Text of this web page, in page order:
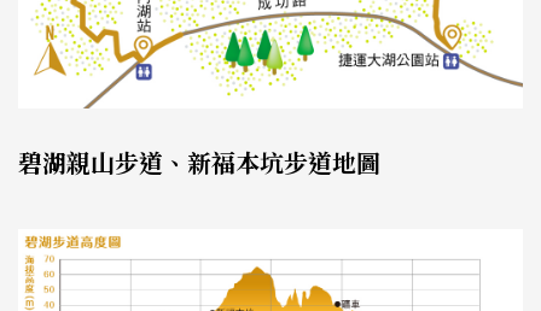
碧湖親山步道、新福本坑步道地圖